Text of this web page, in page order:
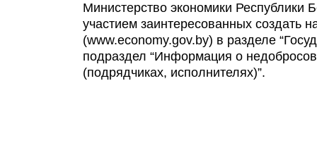
Министерство экономики Республики
участием заинтересованных создать
(www.economy.gov.by) в разделе
подраздел “Информация о
(подрядчиках, исполнителях)”.